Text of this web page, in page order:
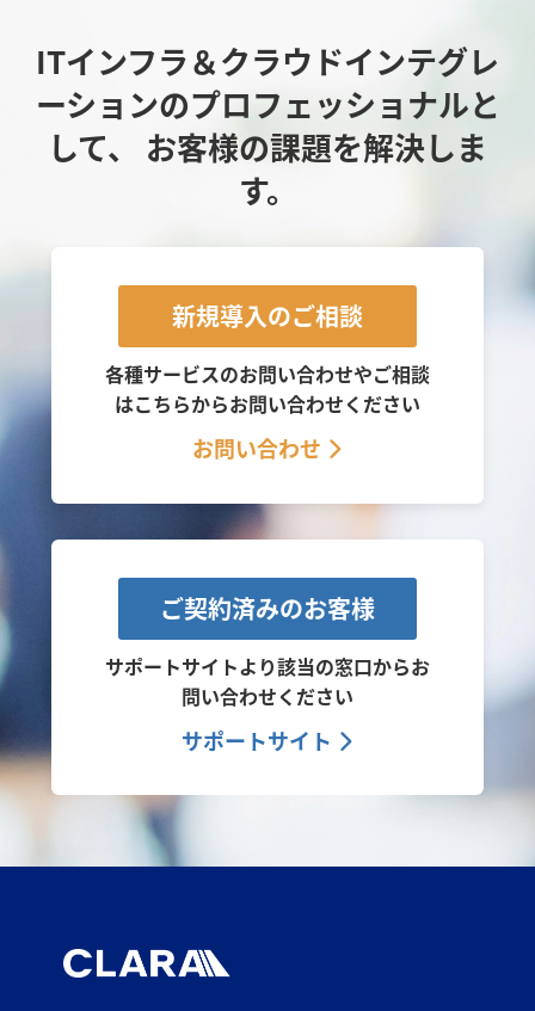
ITインフラ＆クラウドインテグレ
ーションのプロフェッショナルと
して、
お客様の課題を解決しま
す。
新規導入のご相談
各種サービスのお問い合わせやご相談
はこちらからお問い合わせください
お問い合わせ
ご契約済みのお客様
サポートサイトより該当の窓口からお
問い合わせください
サポートサイト